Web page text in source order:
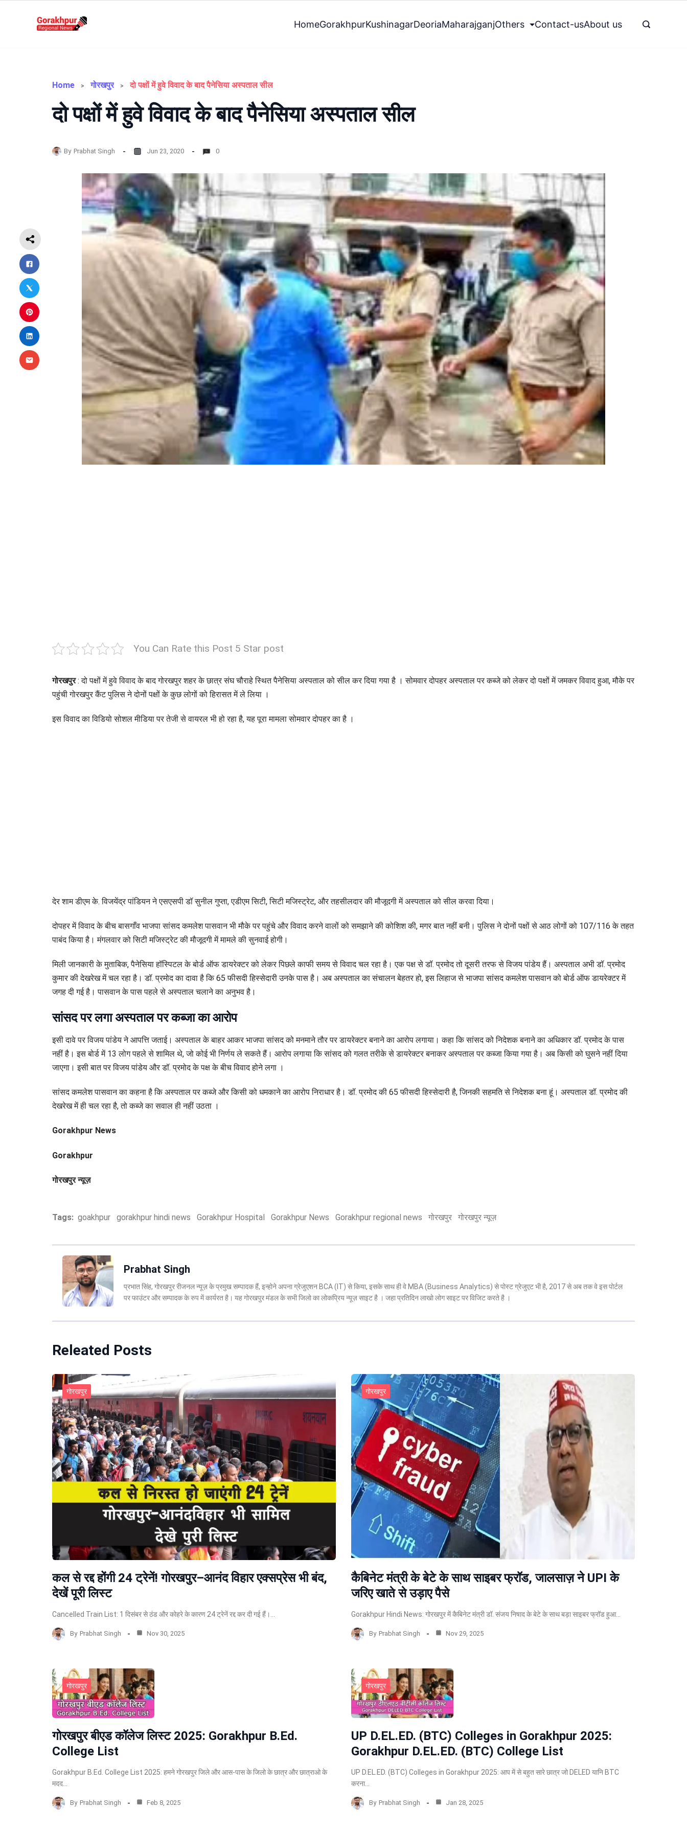
News
HomeGorakhpurKushinagarDeoriaMaharajganjOthers Contact-usAbout us
Home गोरखपुर दो पक्षों में हुवे विवाद के बाद पैनेसिया अस्पताल सील
दो पक्षों में हुवे विवाद के बाद पैनेसिया अस्पताल सील
By Prabhat Singh Jun 23, 2020 0
You Can Rate this Post 5 Star post
गोरखपुर: दो पक्षों में हुवे विवाद के बाद गोरखपुर शहर के छात्र संघ चौराहे स्थित पैनेसिया अस्पताल को सील कर दिया गया है । सोमवार दोपहर अस्पताल पर कब्जे को लेकर दो पक्षों में जमकर विवाद हुआ, मौके पर
पहुंची गोरखपुर कैंट पुलिस ने दोनों पक्षों के कुछ लोगों को हिरासत में ले लिया ।
इस विवाद का विडियो सोशल मीडिया पर तेजी से वायरल भी हो रहा है, यह पूरा मामला सोमवार दोपहर का है ।
देर शाम डीएम के. विजयेंद्र पांडियन ने एसएसपी डॉ सुनील गुप्ता, एडीएम सिटी, सिटी मजिस्ट्रेट, और तहसीलदार की मौजूदगी में अस्पताल को सील करवा दिया।
दोपहर में विवाद के बीच बासगाँव भाजपा सांसद कमलेश पासवान भी मौके पर पहुंचे और विवाद करने वालों को समझाने की कोशिश की, मगर बात नहीं बनी। पुलिस ने दोनों पक्षों से आठ लोगों को 107/116 के तहत
पाबंद किया है। मंगलवार को सिटी मजिस्ट्रेट की मौजूदगी में मामले की सुनवाई होगी।
मिली जानकारी के मुताबिक, पैनेसिया हॉस्पिटल के बोर्ड ऑफ डायरेक्टर को लेकर पिछले काफी समय से विवाद चल रहा है। एक पक्ष से डॉ. प्रमोद तो दूसरी तरफ से विजय पांडेय हैं। अस्पताल अभी डॉ. प्रमोद
कुमार की देखरेख में चल रहा है। डॉ. प्रमोद का दावा है कि 65 फीसदी हिस्सेदारी उनके पास है। अब अस्पताल का संचालन बेहतर हो, इस लिहाज से भाजपा सांसद कमलेश पासवान को बोर्ड ऑफ डायरेक्टर में
जगह दी गई है। पासवान के पास पहले से अस्पताल चलाने का अनुभव है।
सांसद पर लगा अस्पताल पर कब्जा का आरोप
इसी दावे पर विजय पांडेय ने आपत्ति जताई। अस्पताल के बाहर आकर भाजपा सांसद को मनमाने तौर पर डायरेक्टर बनाने का आरोप लगाया। कहा कि सांसद को निदेशक बनाने का अधिकार डॉ. प्रमोद के पास
नहीं है। इस बोर्ड में 13 लोग पहले से शामिल थे, जो कोई भी निर्णय ले सकते हैं। आरोप लगाया कि सांसद को गलत तरीके से डायरेक्टर बनाकर अस्पताल पर कब्जा किया गया है। अब किसी को घुसने नहीं दिया
जाएगा। इसी बात पर विजय पांडेय और डॉ. प्रमोद के पक्ष के बीच विवाद होने लगा ।
सांसद कमलेश पासवान का कहना है कि अस्पताल पर कब्जे और किसी को धमकाने का आरोप निराधार है। डॉ. प्रमोद की 65 फीसदी हिस्सेदारी है, जिनकी सहमति से निदेशक बना हूं। अस्पताल डॉ. प्रमोद की
देखरेख में ही चल रहा है, तो कब्जे का सवाल ही नहीं उठता ।
Gorakhpur News
Gorakhpur
गोरखपुर न्यूज़
Tags: goakhpur gorakhpur hindi news Gorakhpur Hospital Gorakhpur News Gorakhpur regional news गोरखपुर गोरखपुर न्यूज़
Prabhat Singh
प्रभात सिंह, गोरखपुर रीजनल न्यूज़ के प्रमुख सम्पादक हैं, इन्होने अपना ग्रेजुएशन BCA (IT) से किया, इसके साथ ही वे MBA (Business Analytics) से पोस्ट ग्रेजुएट भी है, 2017 से अब तक वे इस पोर्टल
पर फाउंटर और सम्पादक के रुप में कार्यरत है। यह गोरखपुर मंडल के सभी जिलो का लोकप्रिय न्यूज़ साइट है । जहा प्रतिदिन लाखो लोग साइट पर विजिट करते है ।
Releated Posts
गोरखपुर
कल से रद्द होंगी 24 ट्रेनें! गोरखपुर–आनंद विहार एक्सप्रेस भी बंद,
देखें पूरी लिस्ट
Cancelled Train List: 1 दिसंबर से ठंड और कोहरे के कारण 24 ट्रेनें रद्द कर दी गई हैं।…
By Prabhat Singh Nov 30, 2025
गोरखपुर
कैबिनेट मंत्री के बेटे के साथ साइबर फ्रॉड, जालसाज़ ने UPI के
जरिए खाते से उड़ाए पैसे
Gorakhpur Hindi News: गोरखपुर में कैबिनेट मंत्री डॉ. संजय निषाद के बेटे के साथ बड़ा साइबर फ्रॉड हुआ…
By Prabhat Singh Nov 29, 2025
गोरखपुर
गोरखपुर बीएड कॉलेज लिस्ट 2025: Gorakhpur B.Ed.
College List
Gorakhpur B.Ed. College List 2025: हमने गोरखपुर जिले और आस-पास के जिलो के छात्र और छात्राओ के
मदद…
By Prabhat Singh Feb 8, 2025
गोरखपुर
UP D.EL.ED. (BTC) Colleges in Gorakhpur 2025:
Gorakhpur D.EL.ED. (BTC) College List
UP D.EL.ED. (BTC) Colleges in Gorakhpur 2025: आप में से बहुत सारे छात्र जो DELED यानि BTC
करना…
By Prabhat Singh Jan 28, 2025